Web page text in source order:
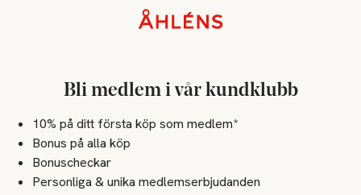
Bli medlem i vår kundklubb
10% på ditt första köp som medlem*
Bonus på alla köp
Bonuscheckar
Personliga & unika medlemserbjudanden